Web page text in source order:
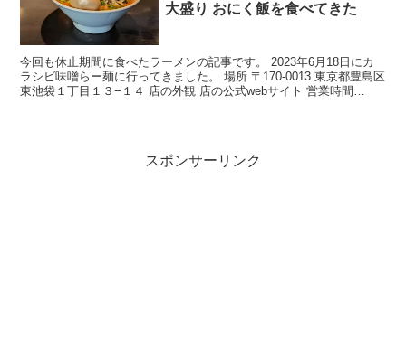
大盛り おにく飯を食べてきた
今回も休止期間に食べたラーメンの記事です。 2023年6月18日にカ
ラシビ味噌らー麺に行ってきました。 場所 〒170-0013 東京都豊島区
東池袋１丁目１３−１４ 店の外観 店の公式webサイト 営業時間
スポンサーリンク